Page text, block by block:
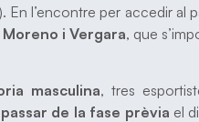
En l’encontre per accedir al
i Vergara, que
masculina, tres
de la fase prèvia el